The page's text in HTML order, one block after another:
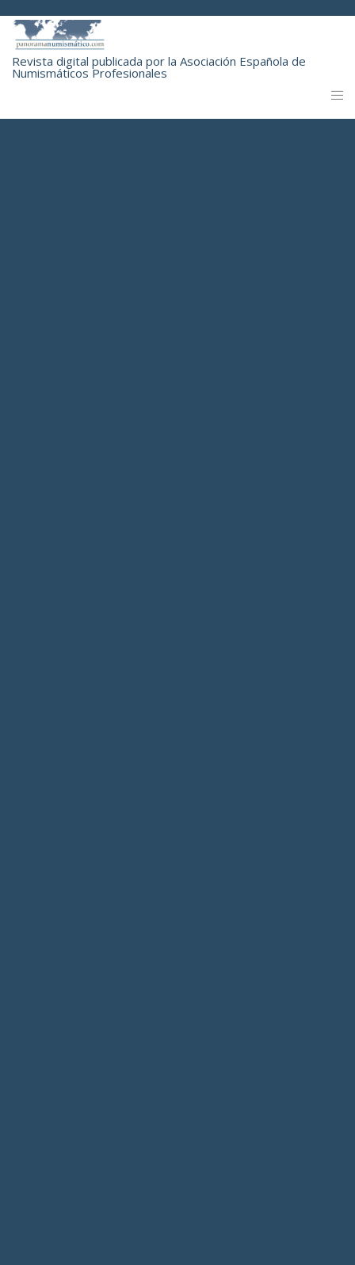
Revista digital publicada por la Asociación Española de
Numismáticos Profesionales